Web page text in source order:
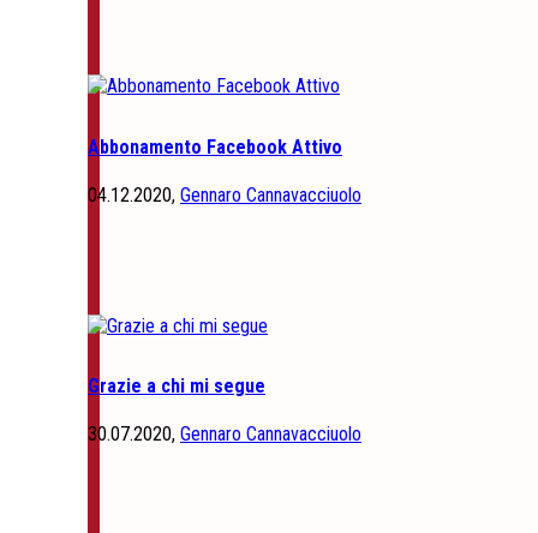
Abbonamento Facebook Attivo
04.12.2020, Gennaro Cannavacciuolo
Grazie a chi mi segue
30.07.2020, Gennaro Cannavacciuolo